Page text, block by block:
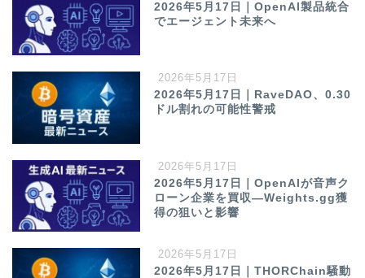
2026年5月17日｜OpenAI製品統合
でエージェント未来へ
2026年5月17日
2026年5月17日｜RaveDAO、0.30
ドル割れの可能性警戒
2026年5月17日
2026年5月17日｜OpenAIが音声ク
ローン企業を買収—Weights.gg獲
得の狙いと影響
2026年5月17日
2026年5月17日｜THORChain騒動